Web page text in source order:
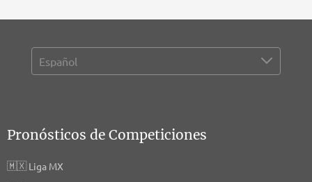
Pronósticos de Competiciones
🇲🇽Liga MX